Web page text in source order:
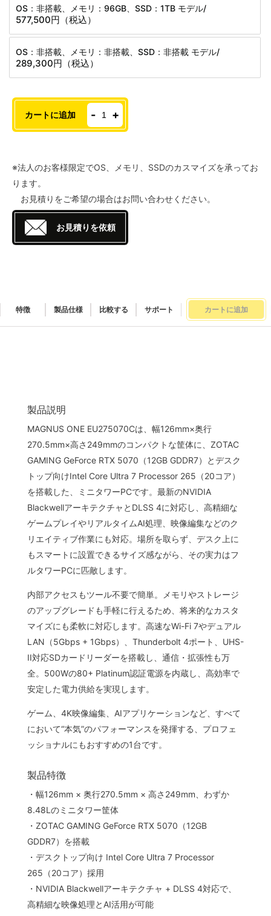
OS：非搭載、メモリ：96GB、SSD：1TB モデル/
577,500円 （税込）
OS：非搭載、メモリ：非搭載、SSD：非搭載 モデル/
289,300円 （税込）
カートに追加 - MAGNUS
ONE
+
※法人のお客様限定でOS、メモリ、SSDのカスマイズを承ってお
ります。
お見積りをご希望の場合はお問い合わせください。
お見積りを依頼
特徴 製品仕様 比較する サポート カートに追加
製品説明
MAGNUS ONE EU275070Cは、幅126mm×奥行
270.5mm×高さ249mmのコンパクトな筐体に、ZOTAC
GAMING GeForce RTX 5070（12GB GDDR7）とデスク
トップ向けIntel Core Ultra 7 Processor 265（20コア）
を搭載した、ミニタワーPCです。最新のNVIDIA
BlackwellアーキテクチャとDLSS 4に対応し、高精細な
ゲームプレイやリアルタイムAI処理、映像編集などのク
リエイティブ作業にも対応。場所を取らず、デスク上に
もスマートに設置できるサイズ感ながら、その実力はフ
ルタワーPCに匹敵します。
内部アクセスもツール不要で簡単。メモリやストレージ
のアップグレードも手軽に行えるため、将来的なカスタ
マイズにも柔軟に対応します。高速なWi-Fi 7やデュアル
LAN（5Gbps + 1Gbps）、Thunderbolt 4ポート、UHS-
II対応SDカードリーダーを搭載し、通信・拡張性も万
全。500Wの80+ Platinum認証電源を内蔵し、高効率で
安定した電力供給を実現します。
ゲーム、4K映像編集、AIアプリケーションなど、すべて
において“本気”のパフォーマンスを発揮する、プロフェ
ッショナルにもおすすめの1台です。
製品特徴
・幅126mm × 奥行270.5mm × 高さ249mm、わずか
8.48Lのミニタワー筐体
・ZOTAC GAMING GeForce RTX 5070（12GB
GDDR7）を搭載
・デスクトップ向け Intel Core Ultra 7 Processor
265（20コア）採用
・NVIDIA Blackwellアーキテクチャ + DLSS 4対応で、
高精細な映像処理とAI活用が可能